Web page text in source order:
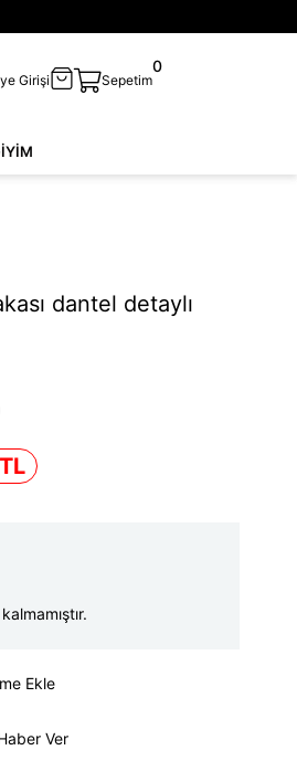
Girişi Sepetim
0
dantel detaylı
Ekle
Ver